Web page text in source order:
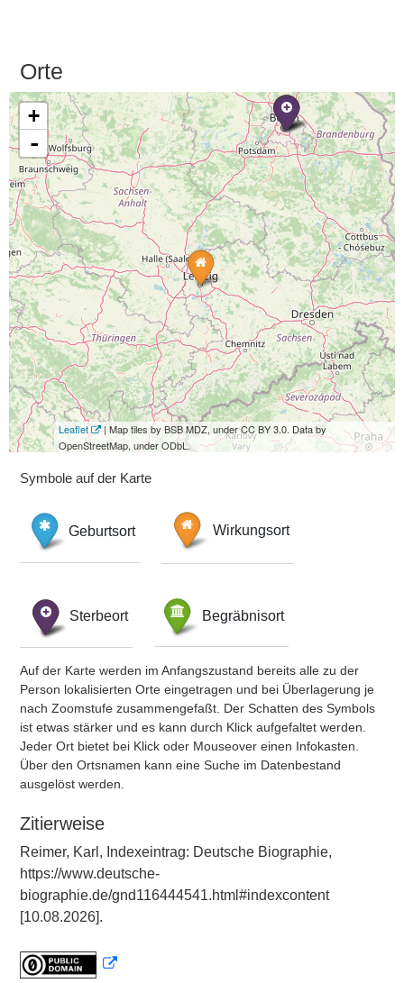
Orte
+
-
Leaflet
| Map tiles by BSB MDZ, under CC BY 3.0. Data by
OpenStreetMap, under ODbL.
Symbole auf der Karte
Geburtsort Wirkungsort
Sterbeort Begräbnisort
Auf der Karte werden im Anfangszustand bereits alle zu der
Person lokalisierten Orte eingetragen und bei Überlagerung je
nach Zoomstufe zusammengefaßt. Der Schatten des Symbols
ist etwas stärker und es kann durch Klick aufgefaltet werden.
Jeder Ort bietet bei Klick oder Mouseover einen Infokasten.
Über den Ortsnamen kann eine Suche im Datenbestand
ausgelöst werden.
Zitierweise
Reimer, Karl, Indexeintrag: Deutsche Biographie,
https://www.deutsche-
biographie.de/gnd116444541.html#indexcontent
[10.08.2026].